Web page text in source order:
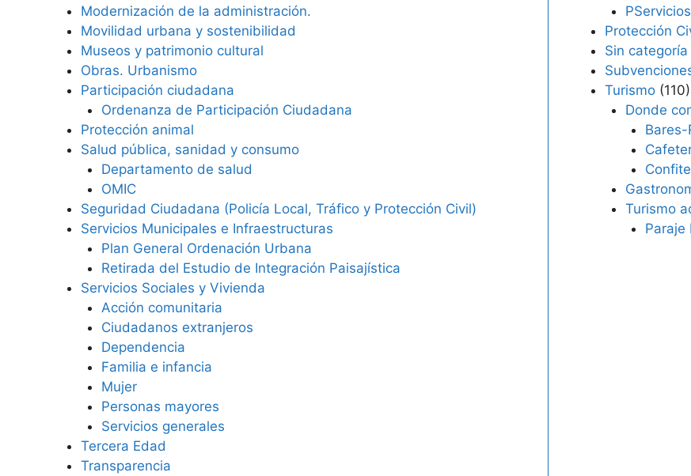
Modernización de la administración.
Movilidad urbana y sostenibilidad
Museos y patrimonio cultural
Obras. Urbanismo
Participación ciudadana
Ordenanza de Participación Ciudadana
Protección animal
Salud pública, sanidad y consumo
Departamento de salud
OMIC
Seguridad Ciudadana (Policía Local, Tráfico y Protección Civil)
Servicios Municipales e Infraestructuras
Plan General Ordenación Urbana
Retirada del Estudio de Integración Paisajística
Servicios Sociales y Vivienda
Acción comunitaria
Ciudadanos extranjeros
Dependencia
Familia e infancia
Mujer
Personas mayores
Servicios generales
Tercera Edad
Transparencia
PServicios
Protección
Sin categoría
Turismo (110)
Donde
Bares-
Turismo
Paraje